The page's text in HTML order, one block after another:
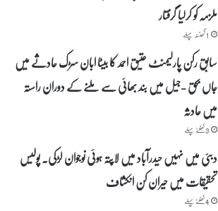
ملزمہ کو کرلیا گرفتار
1 گھنٹہ پہلے
سابق رکن پارلیمنٹ عتیق احمد کا بیٹا ابان سڑک حادثے میں
جاں بحق -جیل میں بند بھائی سے ملنے کے دوران راستہ
میں حادثہ
3 گھنٹے پہلے
دبئی میں نہیں حیدرآباد میں لاپتہ ہوئی نوجوان لڑکی۔ پولیس
تحقیقات میں حیران کن انکشاف
4 گھنٹے پہلے